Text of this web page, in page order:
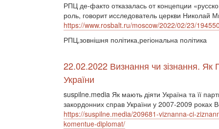
РПЦ де-факто отказалась от концепции
роль, говорит исследователь церкви Николай
https://www.rosbalt.ru/moscow/2022/02/23/
РПЦ,зовнішня політика,регіональна політика
22.02.2022 Визнання чи зізнання. Як
України
suspilne.media Як мають діяти Україна та її
закордонних справ України у 2007-2009 роках
https://suspilne.media/209681-viznanna-ci-
komentue-diplomat/